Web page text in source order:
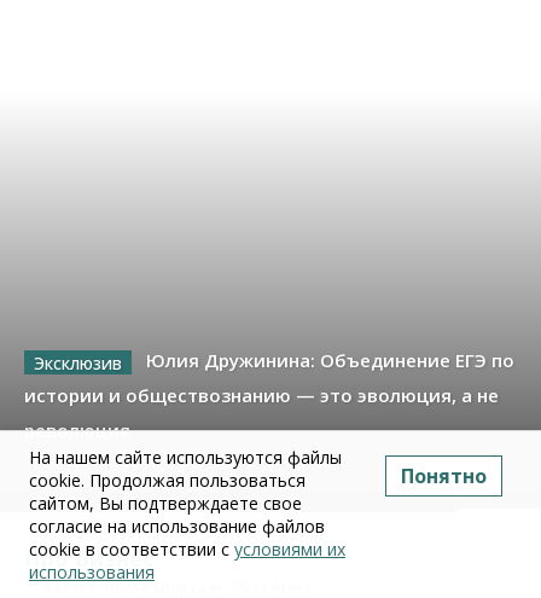
Юлия Дружинина: Объединение ЕГЭ по
истории и обществознанию — это эволюция, а не
революция
02 июля 2026
Про Бизнес
На нашем сайте используются файлы
cookie. Продолжая пользоваться
сайтом, Вы подтверждаете свое
согласие на использование файлов
cookie в соответствии с условиями их
использования
Понятно